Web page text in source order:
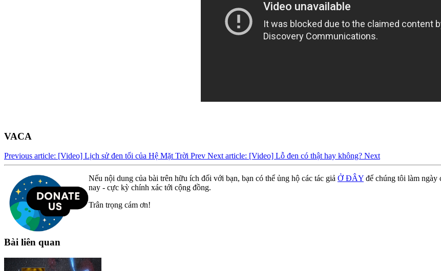
VACA
Previous article: [Video] Lịch sử đen tối của Hệ Mặt Trời Prev Next article: [Video] Lỗ đen có thật hay không? Next
Nếu nội dung của bài trên hữu ích đối với bạn, bạn có thể ủng hộ các tác giả Ở ĐÂY để chúng tôi làm ngày
nay - cực kỳ chính xác tới cộng đồng.
Trân trọng cám ơn!
Bài liên quan